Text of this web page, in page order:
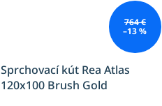
764 €
–13 %
Sprchovací kút Rea Atlas
120x100 Brush Gold